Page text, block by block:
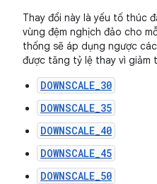
Thay đổi này là yếu tố thúc
vùng đệm nghịch đảo cho
thống sẽ áp dụng ngược
được tăng tỷ lệ thay vì giảm
DOWNSCALE_30
DOWNSCALE_35
DOWNSCALE_40
DOWNSCALE_45
DOWNSCALE_50